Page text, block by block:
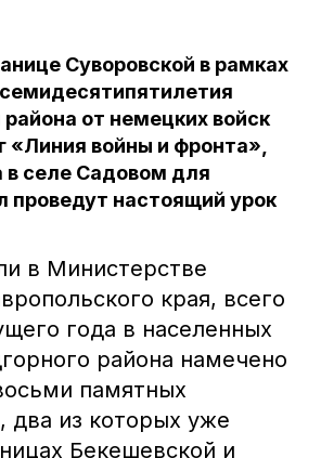
Суворовской в рамках
от немецких войск
«Линия войны и фронта»,
в селе Садовом для
проведут настоящий урок
в Министерстве
края, всего
года в населенных
района намечено
памятных
два из которых уже
Бекешевской и